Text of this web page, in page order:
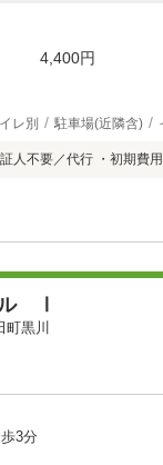
4,400円
レ別 駐車場(近隣含)
人不要／代行 ・初期費
ル Ⅰ
黒川
3分